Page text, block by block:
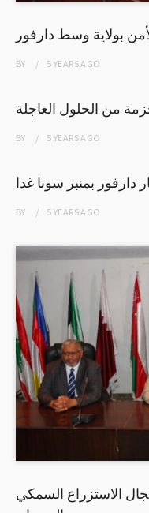
بولاية وسط دارفور
BY 5 YEARSAGO
من الحلول العاجلة
BY 5 YEARSAGO
دارفور بمنبر سونا غدا
BY 5 YEARSAGO
الاستزراع السمكي